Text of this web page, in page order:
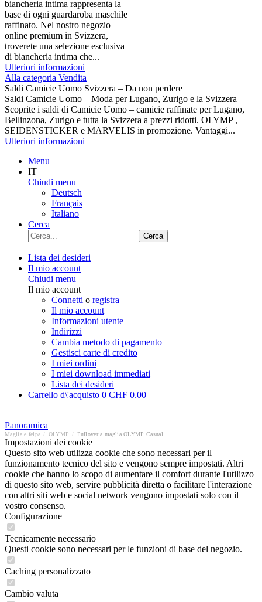
biancheria intima rappresenta la
base di ogni guardaroba maschile
raffinato. Nel nostro negozio
online premium in Svizzera,
troverete una selezione esclusiva
di biancheria intima che...
Ulteriori informazioni
Alla categoria Vendita
Saldi Camicie Uomo Svizzera – Da non perdere
Saldi Camicie Uomo – Moda per Lugano, Zurigo e la Svizzera
Scoprite i saldi di Camicie Uomo – camicie raffinate per Lugano,
Bellinzona, Zurigo e tutta la Svizzera a prezzi ridotti. OLYMP ,
SEIDENSTICKER e MARVELIS in promozione. Vantaggi...
Ulteriori informazioni
Menu
IT
Chiudi menu
Deutsch
Français
Italiano
Cerca
Cerca
Lista dei desideri
Il mio account
Chiudi menu
Il mio account
Connetti o registra
Il mio account
Informazioni utente
Indirizzi
Cambia metodo di pagamento
Gestisci carte di credito
I miei ordini
I miei download immediati
Lista dei desideri
Carrello d\'acquisto 0 CHF 0.00
Panoramica
Maglia e felpa OLYMP Pullover a maglia OLYMP Casual
Impostazioni dei cookie
Questo sito web utilizza cookie che sono necessari per il
funzionamento tecnico del sito e vengono sempre impostati. Altri
cookie che hanno lo scopo di aumentare il comfort durante l'utilizzo
di questo sito web, servire pubblicità diretta o facilitare l'interazione
con altri siti web e social network vengono impostati solo con il
vostro consenso.
Configurazione
Tecnicamente necessario
Questi cookie sono necessari per le funzioni di base del negozio.
Caching personalizzato
Cambio valuta